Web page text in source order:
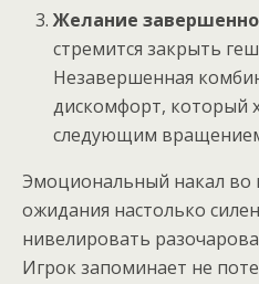
Желание
стремится закрыть
Незавершенная
дискомфорт, который
следующим
Эмоциональный накал во
ожидания настолько
нивелировать
Игрок запоминает не